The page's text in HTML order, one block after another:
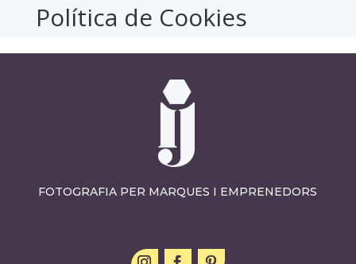
Política de Cookies
FOTOGRAFIA PER MARQUES I EMPRENEDORS